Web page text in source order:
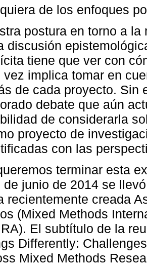
de los enfoques
postura en torno a
discusión
tiene que ver con
vez implica tomar en
de cada proyecto. Sin
debate que aún
de considerarla
proyecto de
con las
terminar esta
de junio de 2014 se
recientemente creada
(Mixed Methods
El subtítulo de la
Differently:
Mixed Methods